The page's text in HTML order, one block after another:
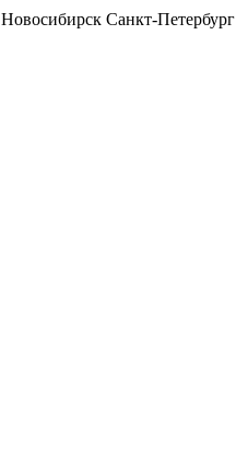
Новосибирск Санкт-Петербург